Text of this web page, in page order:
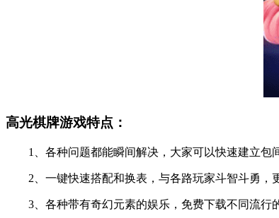
高光棋牌游戏特点：
1、各种问题都能瞬间解决，大家可以快速建立包
2、一键快速搭配和换表，与各路玩家斗智斗勇，
3、各种带有奇幻元素的娱乐，免费下载不同流行